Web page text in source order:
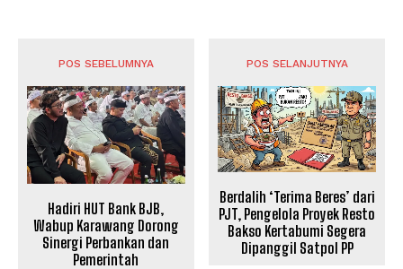
POS SEBELUMNYA
Hadiri HUT Bank BJB,
Wabup Karawang Dorong
Sinergi Perbankan dan
Pemerintah
POS SELANJUTNYA
Berdalih ‘Terima Beres’ dari
PJT, Pengelola Proyek Resto
Bakso Kertabumi Segera
Dipanggil Satpol PP